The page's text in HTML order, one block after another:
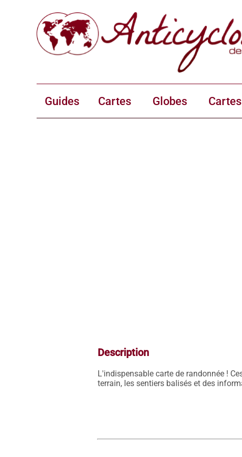
Guides Cartes Globes
Description
L'indispensable carte de randonnée !
terrain, les sentiers balisés et des